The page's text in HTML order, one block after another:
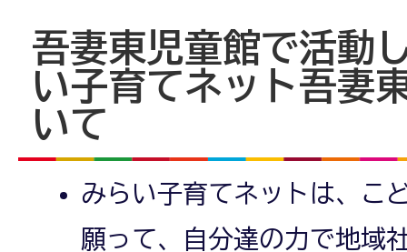
吾妻東児童館で活動
い子育てネット吾妻
いて
みらい子育てネットは、こ
願って、自分達の力で地域